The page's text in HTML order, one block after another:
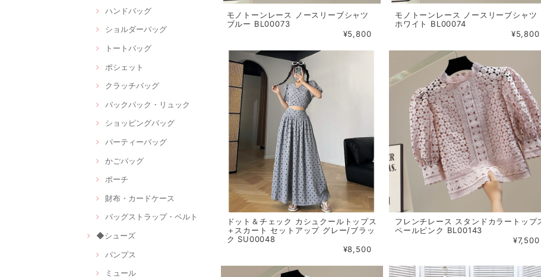
ハンドバッグ
ショルダーバッグ
トートバッグ
ポシェット
クラッチバッグ
バックパック・リュック
ショッピングバッグ
パーティーバッグ
かごバッグ
ポーチ
財布・カードケース
バッグストラップ・ベルト
◆シューズ
パンプス
ミュール
モノトーンレース ノースリーブシャツ
ブルー BL00073
¥5,800
モノトーンレース ノースリーブシャツ
ホワイト BL00074
¥5,800
ドット＆チェック カシュクールトップス
＋スカート セットアップ グレー/ブラッ
ク SU00048
¥8,500
フレンチレース スタンドカラートップ
ペールピンク BL00143
¥7,500